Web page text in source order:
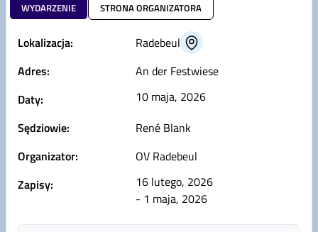
WYDARZENIE STRONA ORGANIZATORA
Lokalizacja:
Radebeul
Adres:
An der Festwiese
Daty:
10 maja, 2026
Sędziowie:
René Blank
Organizator:
OV Radebeul
Zapisy:
16 lutego, 2026
- 1 maja, 2026